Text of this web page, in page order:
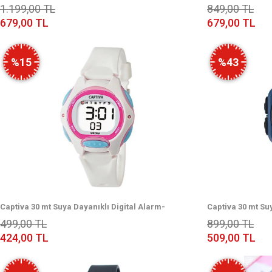
Işık+Alarm+Kronometre+Takvimli Çoçuk Kol Saati
CP.YN.25.05
1.199,00 TL
679,00 TL
CP.YN.25.03
849,00 TL
679,00 TL
%15
Captiva 30 mt Suya Dayanıklı Digital Alarm-
Kronometre-Led Işık Spor Kasa Çoçuk Kol Saati
CPT.X058
499,00 TL
424,00 TL
%43
Captiva 30 mt
Kronometre-Led
CPT.X045
899,00 TL
509,00 TL